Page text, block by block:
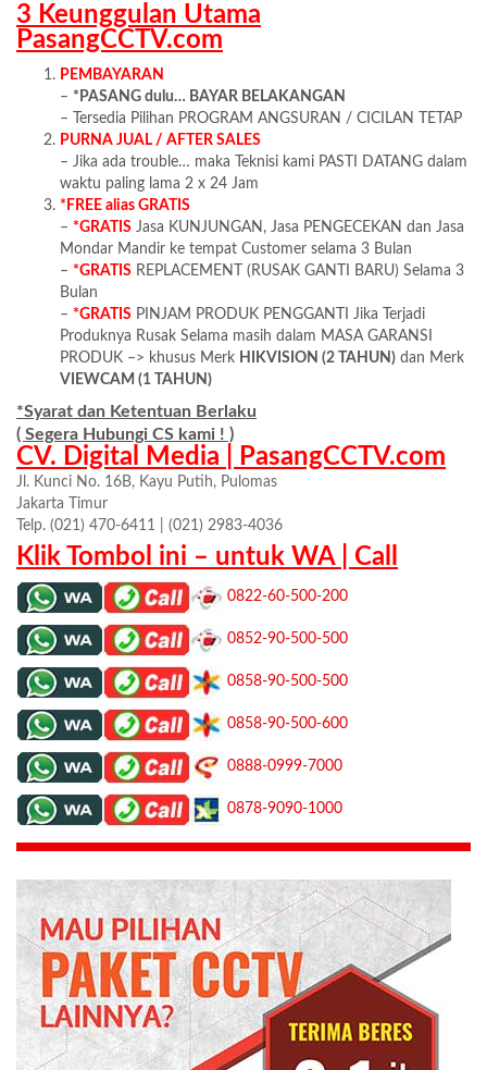
3 Keunggulan Utama
PasangCCTV.com
PEMBAYARAN
– *PASANG dulu… BAYAR BELAKANGAN
– Tersedia Pilihan PROGRAM ANGSURAN / CICILAN TETAP
PURNA JUAL / AFTER SALES
– Jika ada trouble… maka Teknisi kami PASTI DATANG dalam
waktu paling lama 2 x 24 Jam
*FREE alias GRATIS
– *GRATIS Jasa KUNJUNGAN, Jasa PENGECEKAN dan Jasa
Mondar Mandir ke tempat Customer selama 3 Bulan
– *GRATIS REPLACEMENT (RUSAK GANTI BARU) Selama 3
Bulan
– *GRATIS PINJAM PRODUK PENGGANTI Jika Terjadi
Produknya Rusak Selama masih dalam MASA GARANSI
PRODUK –> khusus Merk HIKVISION (2 TAHUN) dan Merk
VIEWCAM (1 TAHUN)
*Syarat dan Ketentuan Berlaku
( Segera Hubungi CS kami ! )
CV. Digital Media | PasangCCTV.com
Jl. Kunci No. 16B, Kayu Putih, Pulomas
Jakarta Timur
Telp. (021) 470-6411 | (021) 2983-4036
Klik Tombol ini – untuk WA | Call
0822-60-500-200
0852-90-500-500
0858-90-500-500
0858-90-500-600
0888-0999-7000
0878-9090-1000